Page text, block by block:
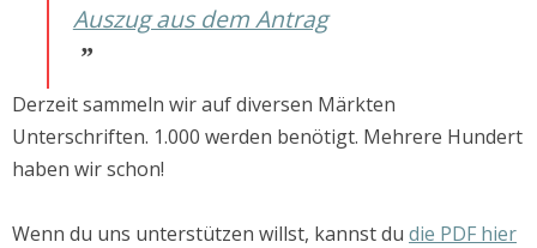
Auszug aus dem Antrag
Derzeit sammeln wir auf diversen Märkten
Unterschriften. 1.000 werden benötigt. Mehrere Hundert
haben wir schon!
Wenn du uns unterstützen willst, kannst du die PDF hier